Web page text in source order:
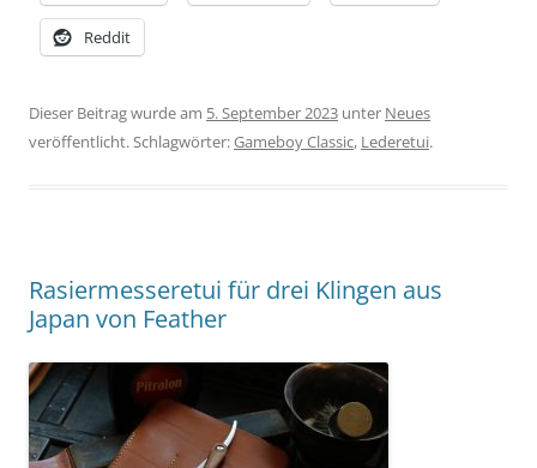
Reddit
Dieser Beitrag wurde am 5. September 2023 unter Neues
veröffentlicht. Schlagwörter:Gameboy Classic, Lederetui.
Rasiermesseretui für drei Klingen aus
Japan von Feather